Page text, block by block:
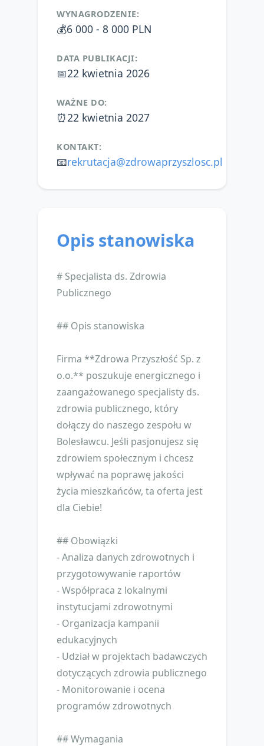
WYNAGRODZENIE:
💰6 000 - 8 000 PLN
DATA PUBLIKACJI:
📅22 kwietnia 2026
WAŻNE DO:
⏰22 kwietnia 2027
KONTAKT:
📧rekrutacja@zdrowaprzyszlosc.pl
Opis stanowiska
# Specjalista ds. Zdrowia
Publicznego
## Opis stanowiska
Firma **Zdrowa Przyszłość Sp. z
o.o.** poszukuje energicznego i
zaangażowanego specjalisty ds.
zdrowia publicznego, który
dołączy do naszego zespołu w
Bolesławcu. Jeśli pasjonujesz się
zdrowiem społecznym i chcesz
wpływać na poprawę jakości
życia mieszkańców, ta oferta jest
dla Ciebie!
## Obowiązki
- Analiza danych zdrowotnych i
przygotowywanie raportów
- Współpraca z lokalnymi
instytucjami zdrowotnymi
- Organizacja kampanii
edukacyjnych
- Udział w projektach badawczych
dotyczących zdrowia publicznego
- Monitorowanie i ocena
programów zdrowotnych
## Wymagania